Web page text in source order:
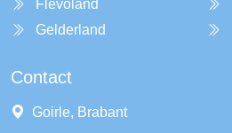
Flevoland
Gelderland
Contact
Goirle, Brabant